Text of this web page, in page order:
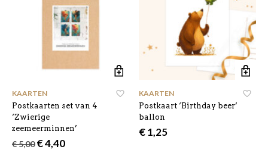
KAARTEN
Postkaarten set van 4
‘Zwierige
zeemeerminnen’
€5,00 Oorspronkelijke
€4,40Huidige
KAARTEN
Postkaart ‘Birthday beer’
ballon
€1,25